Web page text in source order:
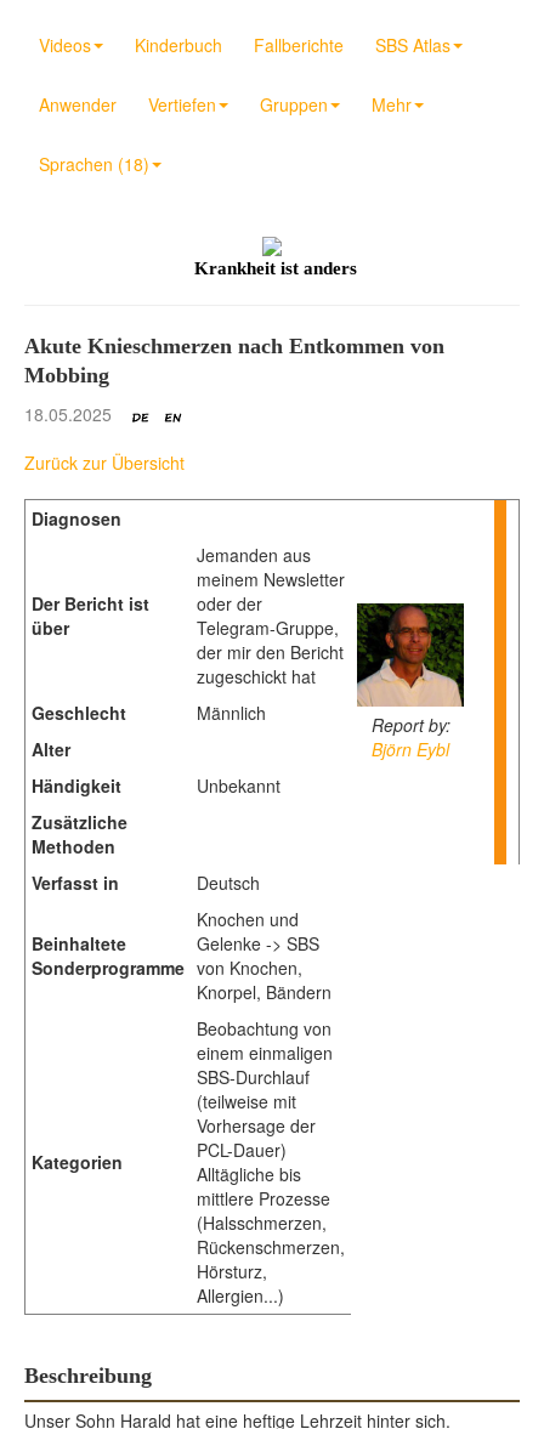
Videos Kinderbuch Fallberichte SBS Atlas
Anwender Vertiefen Gruppen Mehr
Sprachen (18)
Krankheit ist anders
Akute Knieschmerzen nach Entkommen von
Mobbing
18.05.2025
Zurück zur Übersicht
Diagnosen
Report by:
Björn Eybl
Der Bericht ist
über
Jemanden aus
meinem Newsletter
oder der
Telegram-Gruppe,
der mir den Bericht
zugeschickt hat
Geschlecht
Männlich
Alter
Händigkeit
Unbekannt
Zusätzliche
Methoden
Verfasst in
Deutsch
Beinhaltete
Sonderprogramme
Knochen und
Gelenke -> SBS
von Knochen,
Knorpel, Bändern
Kategorien
Beobachtung von
einem einmaligen
SBS-Durchlauf
(teilweise mit
Vorhersage der
PCL-Dauer)
Alltägliche bis
mittlere Prozesse
(Halsschmerzen,
Rückenschmerzen,
Hörsturz,
Allergien...)
Beschreibung
Unser Sohn Harald hat eine heftige Lehrzeit hinter sich.